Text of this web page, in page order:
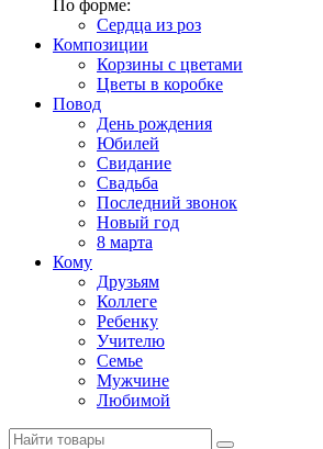
По форме:
Сердца из роз
Композиции
Корзины с цветами
Цветы в коробке
Повод
День рождения
Юбилей
Свидание
Свадьба
Последний звонок
Новый год
8 марта
Кому
Друзьям
Коллеге
Ребенку
Учителю
Семье
Мужчине
Любимой